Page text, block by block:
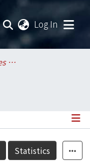
Log In
College of Bioresources and Agriculture / 生物資源暨農學院
Statistics